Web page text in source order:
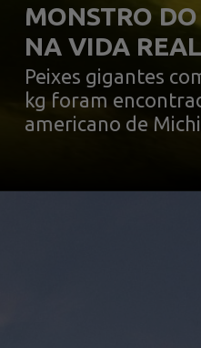
MONSTRO
NA VIDA
Peixes gigantes
kg foram
americano de